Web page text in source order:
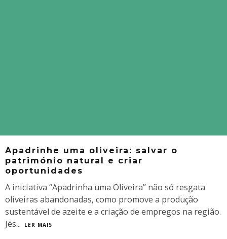
Apadrinhe uma oliveira: salvar o
património natural e criar
oportunidades
A iniciativa “Apadrinha uma Oliveira” não só resgata
oliveiras abandonadas, como promove a produção
sustentável de azeite e a criação de empregos na região.
Jés... LER MAIS